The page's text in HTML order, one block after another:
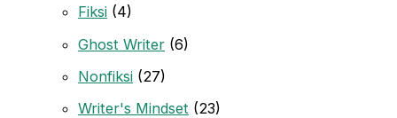
Fiksi (4)
Ghost Writer (6)
Nonfiksi (27)
Writer's Mindset (23)